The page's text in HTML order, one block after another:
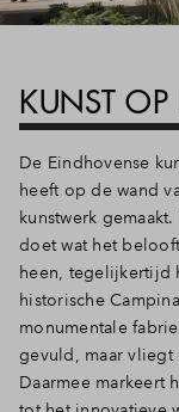
KUNST
De Eindhovense
heeft op de wand
kunstwerk
doet wat het
heen, tegelijkertijd
historische
monumentale
gevuld, maar
Daarmee markeert